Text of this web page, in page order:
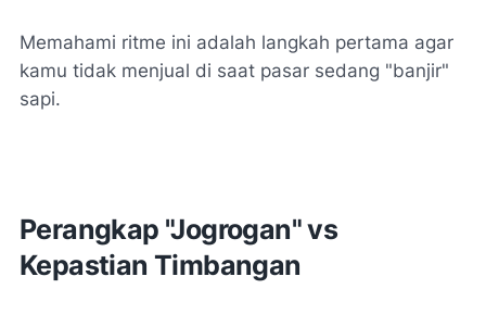
Memahami ritme ini adalah langkah pertama agar
kamu tidak menjual di saat pasar sedang "banjir"
sapi.
Perangkap "Jogrogan" vs
Kepastian Timbangan